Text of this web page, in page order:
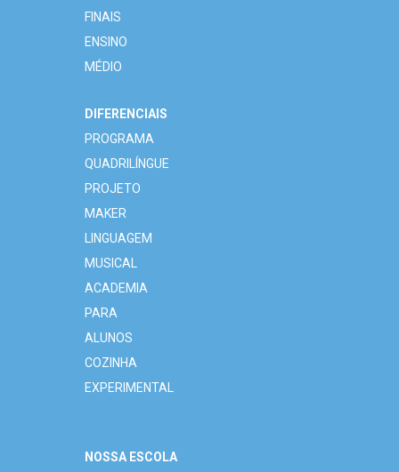
FINAIS
ENSINO
MÉDIO
DIFERENCIAIS
PROGRAMA
QUADRILÍNGUE
PROJETO
MAKER
LINGUAGEM
MUSICAL
ACADEMIA
PARA
ALUNOS
COZINHA
EXPERIMENTAL
NOSSA ESCOLA